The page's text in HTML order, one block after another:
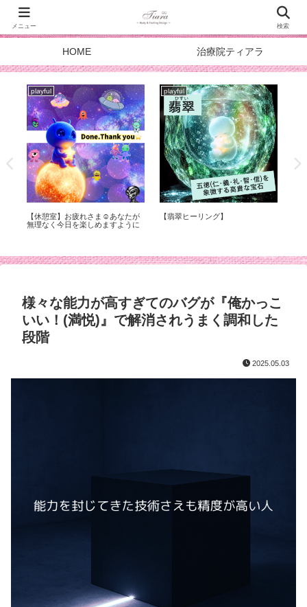
HOME 治療院ティアラ
playful
【休憩室】お疲れさま☺︎あなたが
無理なく今日を楽しめますように
playful
【翡翠ヒーリング】
様々な能力が高すぎてのバグが『俺かっこ
いい！(満悦)』で解消されうまく調和した
段階
2025.05.03
メニュー 検索